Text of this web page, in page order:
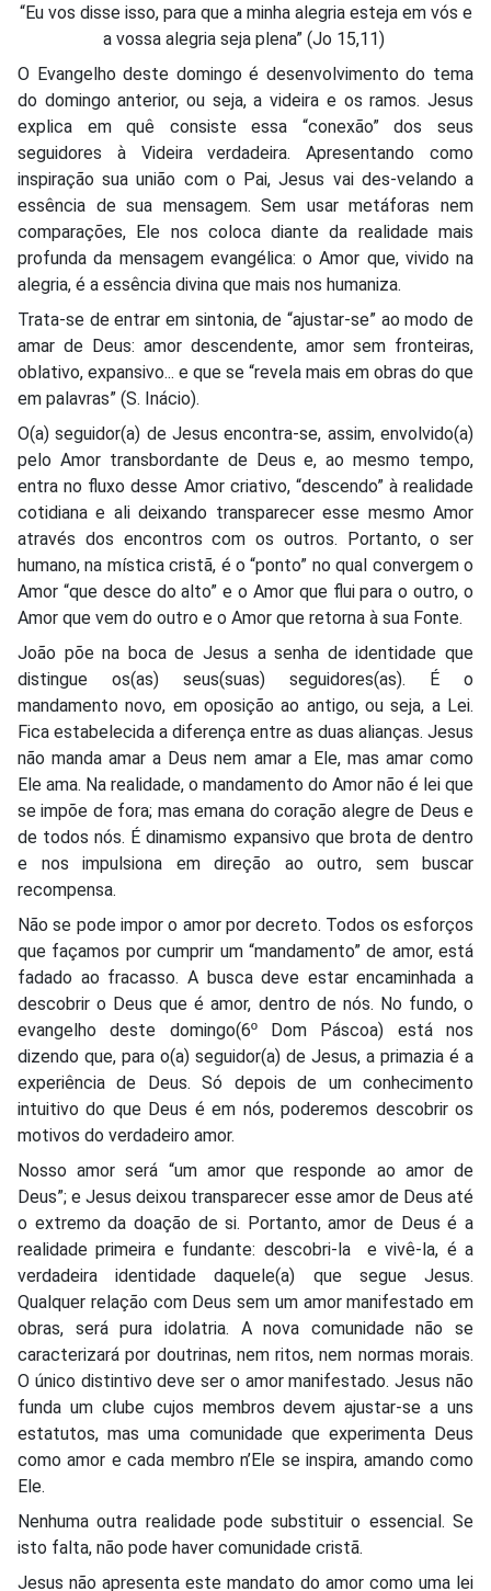
“Eu vos disse isso, para que a minha alegria esteja em vós e
a vossa alegria seja plena” (Jo 15,11)
O Evangelho deste domingo é desenvolvimento do tema
do domingo anterior, ou seja, a videira e os ramos. Jesus
explica em quê consiste essa “conexão” dos seus
seguidores à Videira verdadeira. Apresentando como
inspiração sua união com o Pai, Jesus vai des-velando a
essência de sua mensagem. Sem usar metáforas nem
comparações, Ele nos coloca diante da realidade mais
profunda da mensagem evangélica: o Amor que, vivido na
alegria, é a essência divina que mais nos humaniza.
Trata-se de entrar em sintonia, de “ajustar-se” ao modo de
amar de Deus: amor descendente, amor sem fronteiras,
oblativo, expansivo... e que se “revela mais em obras do que
em palavras” (S. Inácio).
O(a) seguidor(a) de Jesus encontra-se, assim, envolvido(a)
pelo Amor transbordante de Deus e, ao mesmo tempo,
entra no fluxo desse Amor criativo, “descendo” à realidade
cotidiana e ali deixando transparecer esse mesmo Amor
através dos encontros com os outros. Portanto, o ser
humano, na mística cristã, é o “ponto” no qual convergem o
Amor “que desce do alto” e o Amor que flui para o outro, o
Amor que vem do outro e o Amor que retorna à sua Fonte.
João põe na boca de Jesus a senha de identidade que
distingue os(as) seus(suas) seguidores(as). É o
mandamento novo, em oposição ao antigo, ou seja, a Lei.
Fica estabelecida a diferença entre as duas alianças. Jesus
não manda amar a Deus nem amar a Ele, mas amar como
Ele ama. Na realidade, o mandamento do Amor não é lei que
se impõe de fora; mas emana do coração alegre de Deus e
de todos nós. É dinamismo expansivo que brota de dentro
e nos impulsiona em direção ao outro, sem buscar
recompensa.
Não se pode impor o amor por decreto. Todos os esforços
que façamos por cumprir um “mandamento” de amor, está
fadado ao fracasso. A busca deve estar encaminhada a
descobrir o Deus que é amor, dentro de nós. No fundo, o
evangelho deste domingo(6º Dom Páscoa) está nos
dizendo que, para o(a) seguidor(a) de Jesus, a primazia é a
experiência de Deus. Só depois de um conhecimento
intuitivo do que Deus é em nós, poderemos descobrir os
motivos do verdadeiro amor.
Nosso amor será “um amor que responde ao amor de
Deus”; e Jesus deixou transparecer esse amor de Deus até
o extremo da doação de si. Portanto, amor de Deus é a
realidade primeira e fundante: descobri-la e vivê-la, é a
verdadeira identidade daquele(a) que segue Jesus.
Qualquer relação com Deus sem um amor manifestado em
obras, será pura idolatria. A nova comunidade não se
caracterizará por doutrinas, nem ritos, nem normas morais.
O único distintivo deve ser o amor manifestado. Jesus não
funda um clube cujos membros devem ajustar-se a uns
estatutos, mas uma comunidade que experimenta Deus
como amor e cada membro n’Ele se inspira, amando como
Ele.
Nenhuma outra realidade pode substituir o essencial. Se
isto falta, não pode haver comunidade cristã.
Jesus não apresenta este mandato do amor como uma lei